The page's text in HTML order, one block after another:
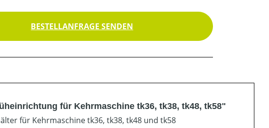
BESTELLANFRAGE SENDEN
für Kehrmaschine tk36, tk38, tk48, tk58"
für Kehrmaschine tk36, tk38, tk48 und tk58